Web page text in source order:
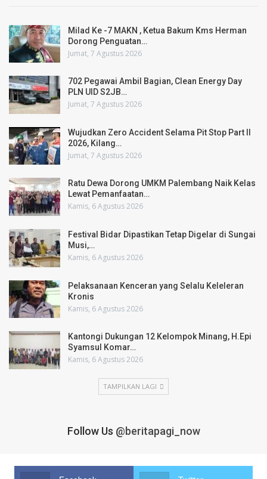
Milad Ke -7 MAKN , Ketua Bakum Kms Herman
Dorong Penguatan…
Jumat, 7 Agustus 2026
702 Pegawai Ambil Bagian, Clean Energy Day
PLN UID S2JB…
Jumat, 7 Agustus 2026
Wujudkan Zero Accident Selama Pit Stop Part II
2026, Kilang…
Jumat, 7 Agustus 2026
Ratu Dewa Dorong UMKM Palembang Naik Kelas
Lewat Pemanfaatan…
Kamis, 6 Agustus 2026
Festival Bidar Dipastikan Tetap Digelar di Sungai
Musi,…
Kamis, 6 Agustus 2026
Pelaksanaan Kenceran yang Selalu Keleleran
Kronis
Kamis, 6 Agustus 2026
Kantongi Dukungan 12 Kelompok Minang, H.Epi
Syamsul Komar…
Kamis, 6 Agustus 2026
TAMPILKAN LAGI
Follow Us @beritapagi_now